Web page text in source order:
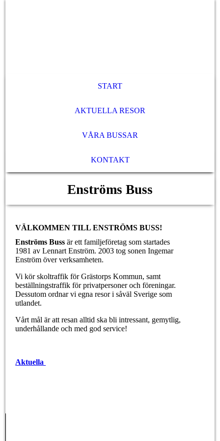
START
AKTUELLA RESOR
VÅRA BUSSAR
KONTAKT
Enströms Buss
VÄLKOMMEN TILL ENSTRÖMS BUSS!
Enströms Buss är ett familjeföretag som startades
1981 av Lennart Enström. 2003 tog sonen Ingemar
Enström över verksamheten.
Vi kör skoltraffik för Grästorps Kommun, samt
beställningstraffik för privatpersoner och föreningar.
Dessutom ordnar vi egna resor i såväl Sverige som
utlandet.
Vårt mål är att resan alltid ska bli intressant, gemytlig,
underhållande och med god service!
Aktuella